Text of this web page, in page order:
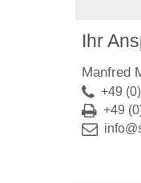
Ihr
Manfred
+49
+49